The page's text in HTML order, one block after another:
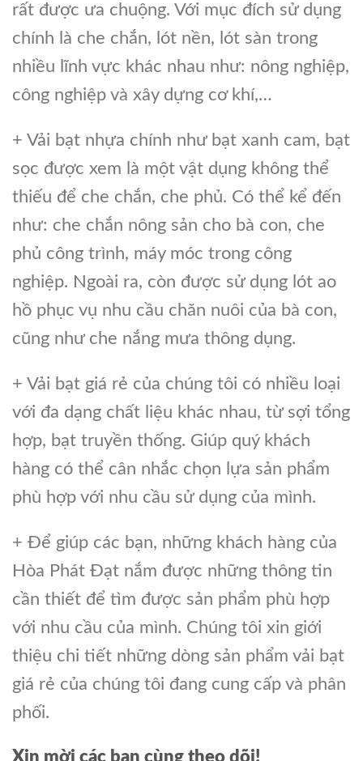
rất được ưa chuộng. Với mục đích sử dụng
chính là che chắn, lót nền, lót sàn trong
nhiều lĩnh vực khác nhau như: nông nghiệp,
công nghiệp và xây dựng cơ khí,…
+ Vải bạt nhựa chính như bạt xanh cam, bạt
sọc được xem là một vật dụng không thể
thiếu để che chắn, che phủ. Có thể kể đến
như: che chắn nông sản cho bà con, che
phủ công trình, máy móc trong công
nghiệp. Ngoài ra, còn được sử dụng lót ao
hồ phục vụ nhu cầu chăn nuôi của bà con,
cũng như che nắng mưa thông dụng.
+ Vải bạt giá rẻ của chúng tôi có nhiều loại
với đa dạng chất liệu khác nhau, từ sợi tổng
hợp, bạt truyền thống. Giúp quý khách
hàng có thể cân nhắc chọn lựa sản phẩm
phù hợp với nhu cầu sử dụng của mình.
+ Để giúp các bạn, những khách hàng của
Hòa Phát Đạt nắm được những thông tin
cần thiết để tìm được sản phẩm phù hợp
với nhu cầu của mình. Chúng tôi xin giới
thiệu chi tiết những dòng sản phẩm vải bạt
giá rẻ của chúng tôi đang cung cấp và phân
phối.
Xin mời các bạn cùng theo dõi!